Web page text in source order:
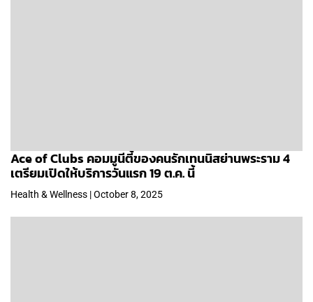
Ace of Clubs คอมมูนีตี้ของคนรักเทนนิสย่านพระราม 4
เตรียมเปิดให้บริการวันแรก 19 ต.ค. นี้
Health & Wellness | October 8, 2025